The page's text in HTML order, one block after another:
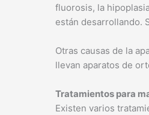
fluorosis, la
están desarrollando.
Otras causas de la
llevan aparatos de
Tratamientos para
Existen varios